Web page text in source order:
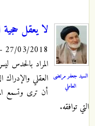
السيد جعفر مرتضى
العاملي
لا يعقل
27/03/2018 - 06:00
المراد بالحدس
العقلي
أن ترى وتسمع
التي توافقه.